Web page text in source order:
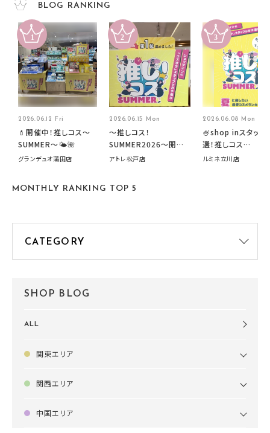
BLOG RANKING
2026.06.12 Fri
💄開催中！推しコス〜
SUMMER〜🌤️🌺
グランデュオ蒲田店
2026.06.15 Mon
～推しコス！
SUMMER2026～開催
中です！
アトレ松戸店
2026.06.08 Mon
🍧shop inスタッフ
選！推しコス
summer2026開催
ルミネ立川店
MONTHLY RANKING TOP 5
SHOP BLOG
ALL
関東エリア
関西エリア
中国エリア